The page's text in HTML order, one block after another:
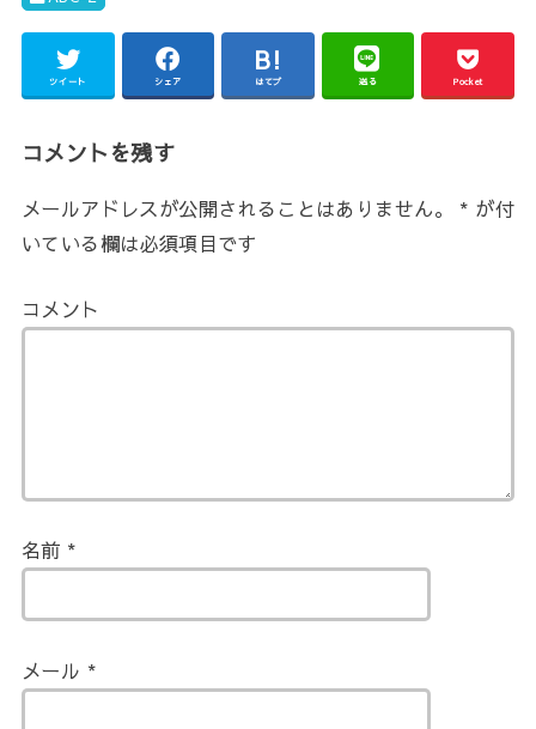
ツイート シェア はてブ 送る Pocket
コメントを残す
メールアドレスが公開されることはありません。 * が付
いている欄は必須項目です
コメント
名前 *
メール *